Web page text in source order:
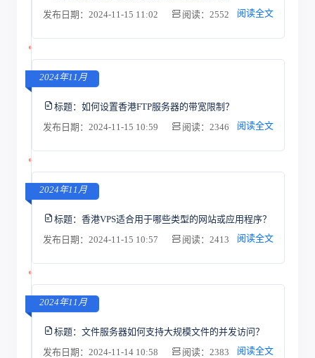
发布日期：2024-11-15 11:02
阅读：2552 阅读全文
2024年11月
标题： 如何设置香港FTP服务器的带宽限制？
发布日期：2024-11-15 10:59
阅读：2346 阅读全文
2024年11月
标题： 香港VPS适合用于哪些类型的网站或应用程序？
发布日期：2024-11-15 10:57
阅读：2413 阅读全文
2024年11月
标题： 文件服务器如何支持大规模文件的并发访问？
发布日期：2024-11-14 10:58
阅读：2383 阅读全文